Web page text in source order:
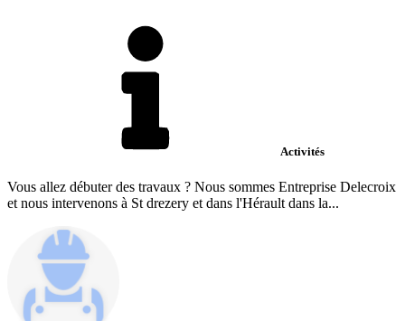
Activités
Vous allez débuter des travaux ? Nous sommes Entreprise Delecroix
et nous intervenons à St drezery et dans l'Hérault dans la...